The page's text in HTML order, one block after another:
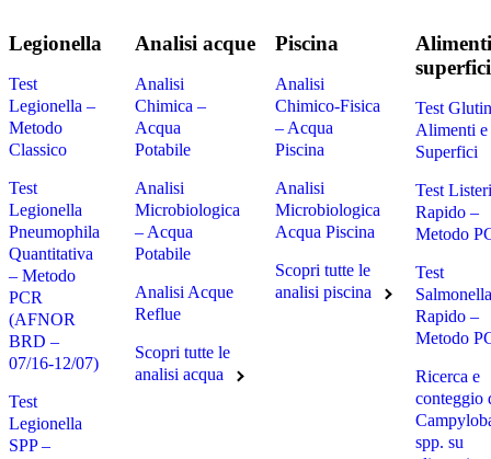
Legionella
Test
Legionella –
Metodo
Classico
Test
Legionella
Pneumophila
Quantitativa
– Metodo
PCR
(AFNOR
BRD –
07/16-12/07)
Test
Legionella
SPP –
Analisi acque
Analisi
Chimica –
Acqua
Potabile
Analisi
Microbiologica
– Acqua
Potabile
Analisi Acque
Reflue
Scopri tutte le
analisi acqua
Piscina
Analisi
Chimico-Fisica
– Acqua
Piscina
Analisi
Microbiologica
Acqua Piscina
Scopri tutte le
analisi piscina
superfici
Test
Alimenti e
Superfici
Test
Rapido –
Metodo
Test
Salmonella
Rapido –
Metodo
Ricerca e
conteggio
spp. su